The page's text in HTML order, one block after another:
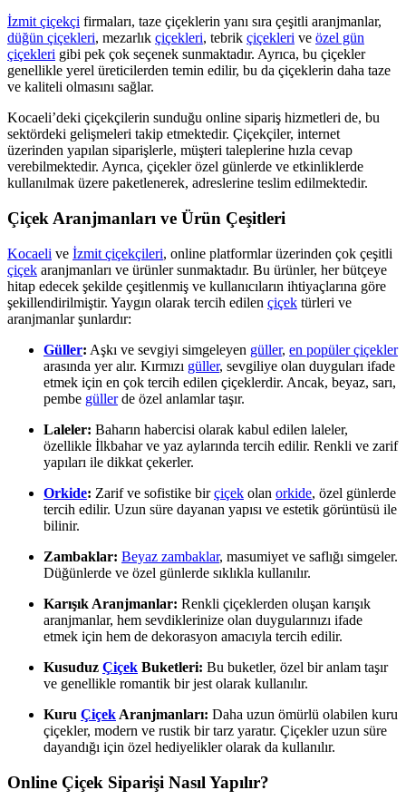
İzmit çiçekçi firmaları, taze çiçeklerin yanı sıra çeşitli aranjmanlar,
düğün çiçekleri, mezarlık çiçekleri, tebrik çiçekleri ve özel gün
çiçekleri gibi pek çok seçenek sunmaktadır. Ayrıca, bu çiçekler
genellikle yerel üreticilerden temin edilir, bu da çiçeklerin daha taze
ve kaliteli olmasını sağlar.
Kocaeli’deki çiçekçilerin sunduğu online sipariş hizmetleri de, bu
sektördeki gelişmeleri takip etmektedir. Çiçekçiler, internet
üzerinden yapılan siparişlerle, müşteri taleplerine hızla cevap
verebilmektedir. Ayrıca, çiçekler özel günlerde ve etkinliklerde
kullanılmak üzere paketlenerek, adreslerine teslim edilmektedir.
Çiçek Aranjmanları ve Ürün Çeşitleri
Kocaeli ve İzmit çiçekçileri, online platformlar üzerinden çok çeşitli
çiçek aranjmanları ve ürünler sunmaktadır. Bu ürünler, her bütçeye
hitap edecek şekilde çeşitlenmiş ve kullanıcıların ihtiyaçlarına göre
şekillendirilmiştir. Yaygın olarak tercih edilen çiçek türleri ve
aranjmanlar şunlardır:
Güller: Aşkı ve sevgiyi simgeleyen güller, en popüler çiçekler
arasında yer alır. Kırmızı güller, sevgiliye olan duyguları ifade
etmek için en çok tercih edilen çiçeklerdir. Ancak, beyaz, sarı,
pembe güllerde özel anlamlar taşır.
Laleler: Baharın habercisi olarak kabul edilen laleler,
özellikle İlkbahar ve yaz aylarında tercih edilir. Renkli ve zarif
yapıları ile dikkat çekerler.
Orkide: Zarif ve sofistike birçiçek olan orkide, özel günlerde
tercih edilir. Uzun süre dayanan yapısı ve estetik görüntüsü ile
bilinir.
Zambaklar: Beyaz zambaklar, masumiyet ve saflığı simgeler.
Düğünlerde ve özel günlerde sıklıkla kullanılır.
Karışık Aranjmanlar: Renkli çiçeklerden oluşan karışık
aranjmanlar, hem sevdiklerinize olan duygularınızı ifade
etmek için hem de dekorasyon amacıyla tercih edilir.
Kusuduz Çiçek Buketleri: Bu buketler, özel bir anlam taşır
ve genellikle romantik bir jest olarak kullanılır.
Kuru Çiçek Aranjmanları: Daha uzun ömürlü olabilen kuru
çiçekler, modern ve rustik bir tarz yaratır. Çiçekler uzun süre
dayandığı için özel hediyelikler olarak da kullanılır.
Online Çiçek Siparişi Nasıl Yapılır?